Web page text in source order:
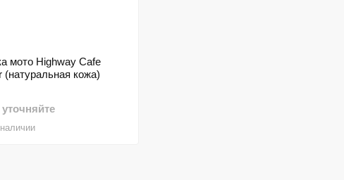
мото Highway Cafe
(натуральная кожа)